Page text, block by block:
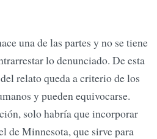
una de las partes y no se tiene
lo denunciado. De esta
relato queda a criterio de los
y pueden equivocarse.
solo habría que incorporar
de Minnesota, que sirve para